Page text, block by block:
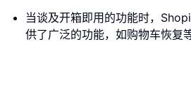
当谈及开箱即用的功能时，
供了广泛的功能，如购物车恢复等